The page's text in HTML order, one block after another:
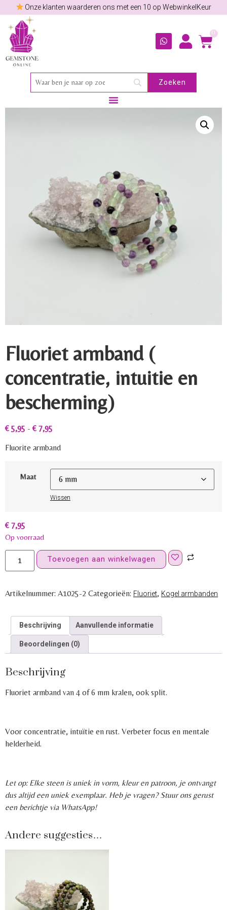
Onze klanten waarderen ons met een 10 op WebwinkelKeur
0
Fluoriet armband (
concentratie, intuitie en
bescherming)
€ 5,95 - € 7,95
Fluorite armband
Maat
Wissen
€ 7,95
Op voorraad
Toevoegen aan winkelwagen
Artikelnummer: A1025-2 Categorieën: Fluoriet, Kogel armbanden
Beschrijving Aanvullende informatie
Beoordelingen (0)
Beschrijving
Fluoriet armband van 4 of 6 mm kralen, ook split.
Voor concentratie, intuïtie en rust. Verbeter focus en mentale
helderheid.
Let op: Elke steen is uniek in vorm, kleur en patroon, je ontvangt
dus altijd een uniek exemplaar. Heb je vragen? Stuur ons gerust
een berichtje via WhatsApp!
Andere suggesties…